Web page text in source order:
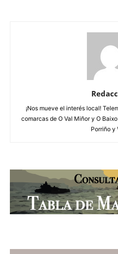
¡Nos mueve el interés local!
comarcas de O Val Miñor y O
Porriño y